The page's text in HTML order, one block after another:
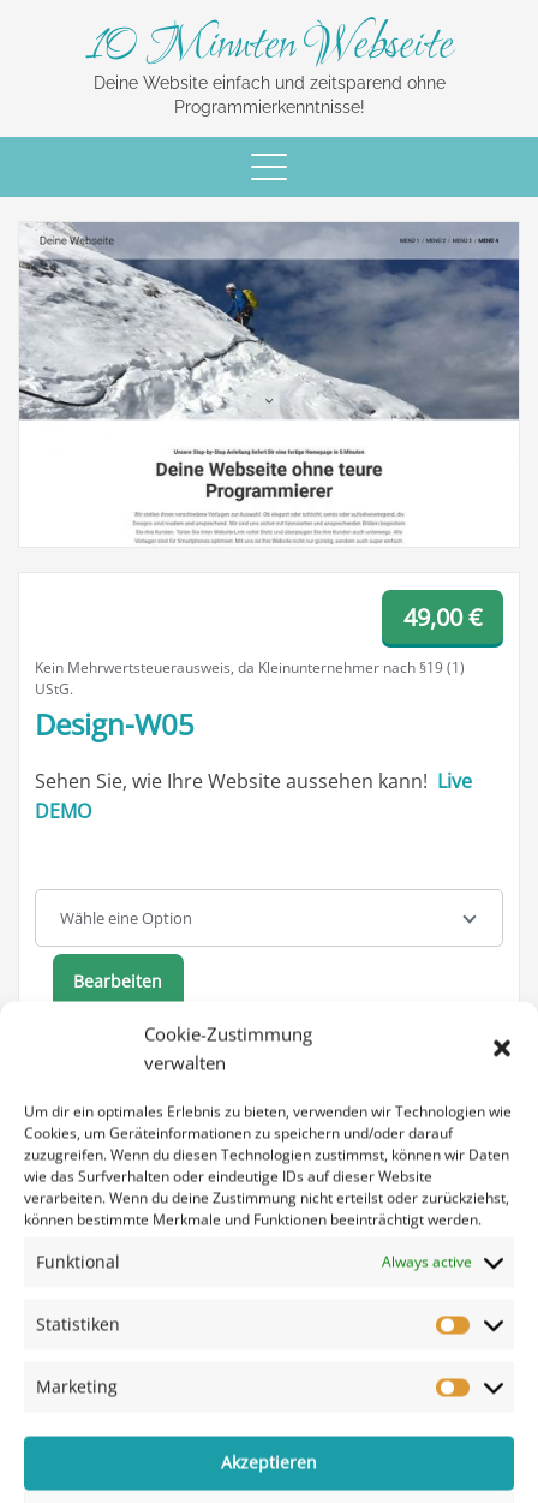
Cookie-Zustimmung
verwalten
Um dir ein optimales Erlebnis zu bieten, verwenden wir Technologien wie
Cookies, um Geräteinformationen zu speichern und/oder darauf
zuzugreifen. Wenn du diesen Technologien zustimmst, können wir Daten
wie das Surfverhalten oder eindeutige IDs auf dieser Website
verarbeiten. Wenn du deine Zustimmung nicht erteilst oder zurückziehst,
können bestimmte Merkmale und Funktionen beeinträchtigt werden.
Funktional Always active
Statistiken
Marketing
Akzeptieren
10 Minuten Webseite
Deine Website einfach und zeitsparend ohne
Programmierkenntnisse!
Schalte
Navigation
49,00€
Design-W05
Kein Mehrwertsteuerausweis, da Kleinunternehmer nach §19 (1)
UStG.
Sehen Sie, wie Ihre Website aussehen kann! Live
DEMO
Wähle eine Option
Bearbeiten
Zusätzliche Informationen
Zusätzliche Informationen
Template Design-W05:bussines